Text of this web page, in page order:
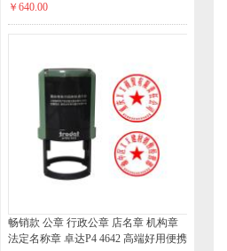
￥640.00
畅销款 公章 行政公章 店名章 机构章
法定名称章 卓达P4 4642 高端好用便携